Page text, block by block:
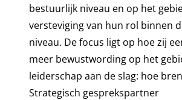
bestuurlijk niveau en op het
versteviging van hun rol binnen
niveau. De focus ligt op hoe zij
meer bewustwording op het
leiderschap aan de slag: hoe
Strategisch gesprekspartner